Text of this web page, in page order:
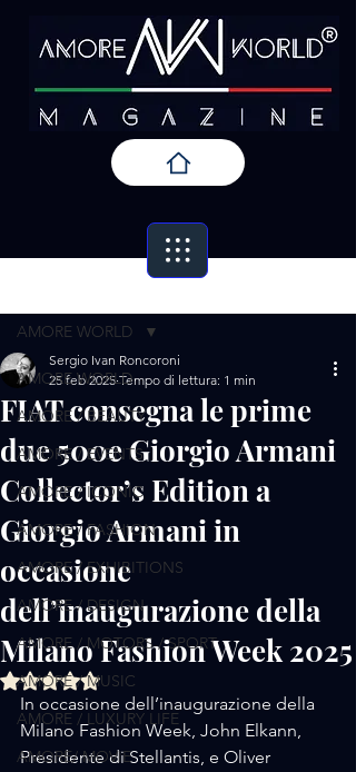
AMORE WORLD
AMORE / BEAUTY
AMORE / EVENTS
AMORE / ICONIC
AMORE / FASHION
AMORE / EXHIBITIONS
AMORE / DESIGN
AMORE / MOTORS / SPORT
AMORE / MUSIC
AMORE / LUXURY LIFE
AMORE/ MOVIE
AMORE WORLD
FIAT consegna le prime
due 500e Giorgio Armani
Collector’s Edition a
Giorgio Armani in
occasione
dell’inaugurazione della
Milano Fashion Week 2025
Sergio Ivan Roncoroni
25 feb 2025 Tempo di lettura: 1 min
Valutazione NaN stelle su 5.
In occasione dell’inaugurazione della
Milano Fashion Week, John Elkann,
Presidente di Stellantis, e Oliver